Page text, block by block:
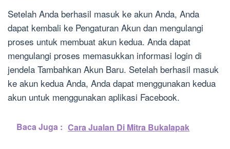
Setelah Anda berhasil masuk ke akun Anda, Anda
dapat kembali ke Pengaturan Akun dan mengulangi
proses untuk membuat akun kedua. Anda dapat
mengulangi proses memasukkan informasi login di
jendela Tambahkan Akun Baru. Setelah berhasil masuk
ke akun kedua Anda, Anda dapat menggunakan kedua
akun untuk menggunakan aplikasi Facebook.
Baca Juga : Cara Jualan Di Mitra Bukalapak